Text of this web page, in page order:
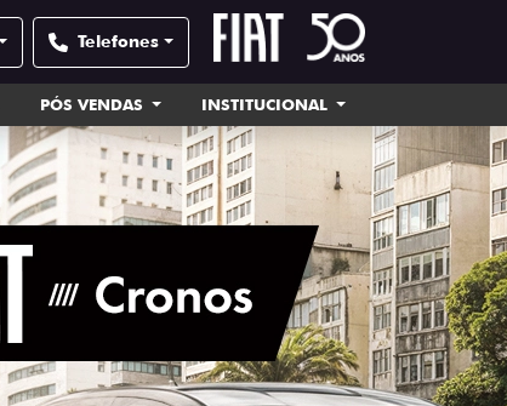
Telefones
PÓS VENDAS INSTITUCIONAL